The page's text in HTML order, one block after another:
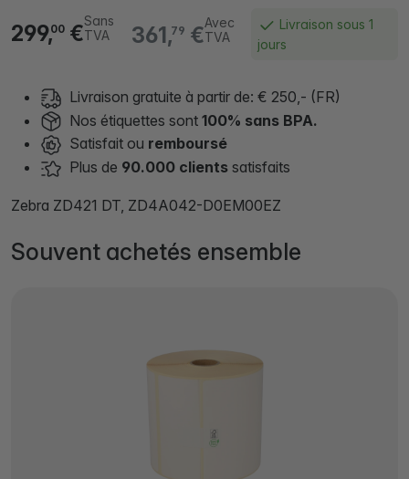
361,79 €Avec
TVA
299,00 €Sans
TVA
Livraison sous 1
jours
Livraison gratuite à partir de: € 250,- (FR)
Nos étiquettes sont 100% sans BPA.
Satisfait ou remboursé
Plus de 90.000 clients satisfaits
Zebra ZD421 DT, ZD4A042-D0EM00EZ
Souvent achetés ensemble